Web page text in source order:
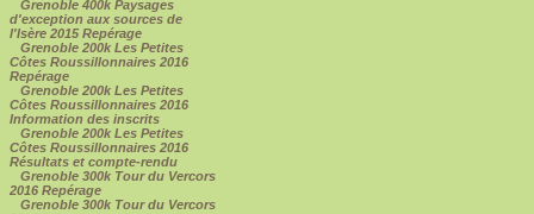
Grenoble 400k Paysages
d'exception aux sources de
l'Isère 2015 Repérage
Grenoble 200k Les Petites
Côtes Roussillonnaires 2016
Repérage
Grenoble 200k Les Petites
Côtes Roussillonnaires 2016
Information des inscrits
Grenoble 200k Les Petites
Côtes Roussillonnaires 2016
Résultats et compte-rendu
Grenoble 300k Tour du Vercors
2016 Repérage
Grenoble 300k Tour du Vercors